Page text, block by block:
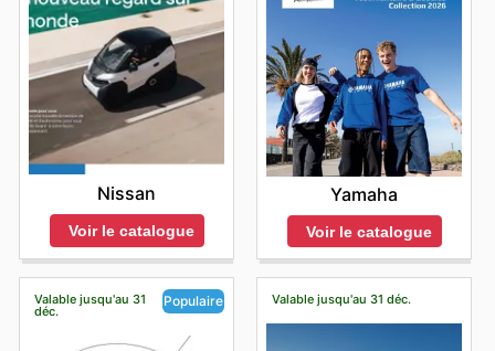
Nissan
Voir le catalogue
Yamaha
Voir le catalogue
Valable jusqu'au 31
déc.
Populaire Valable jusqu'au 31 déc.